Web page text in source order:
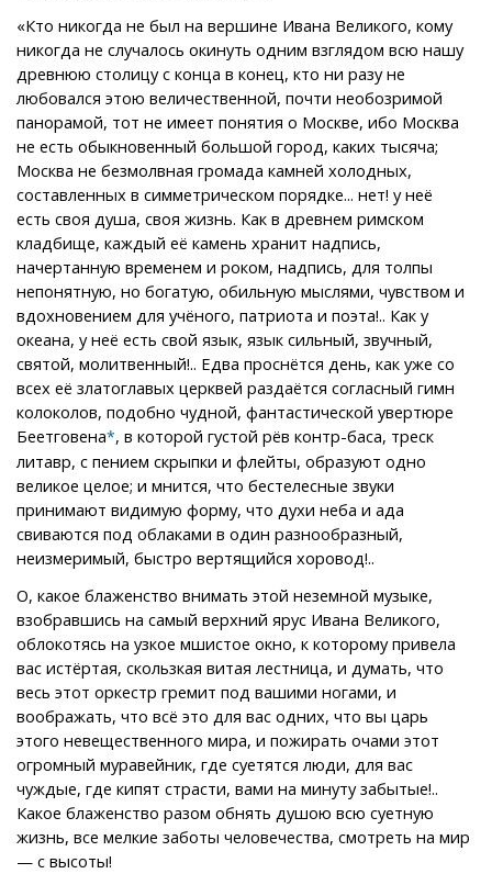
«Кто никогда не был на вершине Ивана Великого, кому
никогда не случалось окинуть одним взглядом всю нашу
древнюю столицу с конца в конец, кто ни разу не
любовался этою величественной, почти необозримой
панорамой, тот не имеет понятия о Москве, ибо Москва
не есть обыкновенный большой город, каких тысяча;
Москва не безмолвная громада камней холодных,
составленных в симметрическом порядке... нет! у неё
есть своя душа, своя жизнь. Как в древнем римском
кладбище, каждый её камень хранит надпись,
начертанную временем и роком, надпись, для толпы
непонятную, но богатую, обильную мыслями, чувством и
вдохновением для учёного, патриота и поэта!.. Как у
океана, у неё есть свой язык, язык сильный, звучный,
святой, молитвенный!.. Едва проснётся день, как уже со
всех её златоглавых церквей раздаётся согласный гимн
колоколов, подобно чудной, фантастической увертюре
Беетговена*, в которой густой рёв контр-баса, треск
литавр, с пением скрыпки и флейты, образуют одно
великое целое; и мнится, что бестелесные звуки
принимают видимую форму, что духи неба и ада
свиваются под облаками в один разнообразный,
неизмеримый, быстро вертящийся хоровод!..
О, какое блаженство внимать этой неземной музыке,
взобравшись на самый верхний ярус Ивана Великого,
облокотясь на узкое мшистое окно, к которому привела
вас истёртая, скользкая витая лестница, и думать, что
весь этот оркестр гремит под вашими ногами, и
воображать, что всё это для вас одних, что вы царь
этого невещественного мира, и пожирать очами этот
огромный муравейник, где суетятся люди, для вас
чуждые, где кипят страсти, вами на минуту забытые!..
Какое блаженство разом обнять душою всю суетную
жизнь, все мелкие заботы человечества, смотреть на мир
— с высоты!